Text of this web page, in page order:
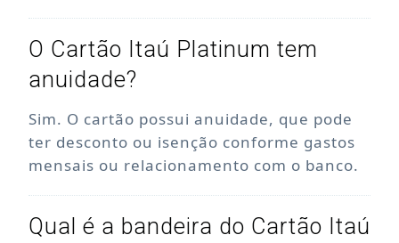
O Cartão Itaú Platinum tem
anuidade?
Sim. O cartão possui anuidade, que pode
ter desconto ou isenção conforme gastos
mensais ou relacionamento com o banco.
Qual é a bandeira do Cartão Itaú